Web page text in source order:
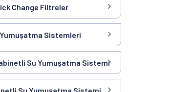
Change Filtreler
Sistemleri
Su Yumuşatma Sistemi